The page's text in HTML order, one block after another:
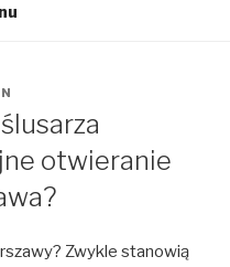
otwieranie
Zwykle stanowią